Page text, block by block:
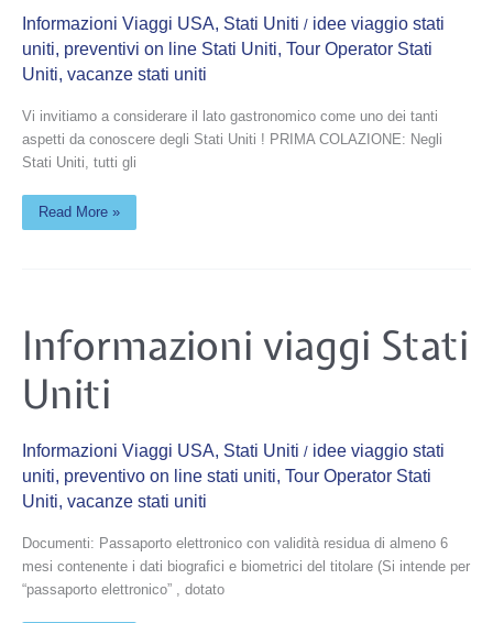
Informazioni Viaggi USA, Stati Uniti / idee viaggio stati
uniti, preventivi on line Stati Uniti, Tour Operator Stati
Uniti, vacanze stati uniti
Vi invitiamo a considerare il lato gastronomico come uno dei tanti
aspetti da conoscere degli Stati Uniti ! PRIMA COLAZIONE: Negli
Stati Uniti, tutti gli
Read More »
Informazioni viaggi Stati
Uniti
Informazioni Viaggi USA, Stati Uniti / idee viaggio stati
uniti, preventivo on line stati uniti, Tour Operator Stati
Uniti, vacanze stati uniti
Documenti: Passaporto elettronico con validità residua di almeno 6
mesi contenente i dati biografici e biometrici del titolare (Si intende per
“passaporto elettronico” , dotato
Informazioni
viaggi
Uniti